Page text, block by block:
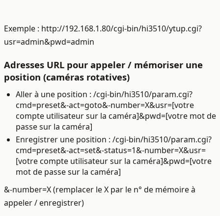
Exemple : http://192.168.1.80/cgi-bin/hi3510/ytup.cgi?
usr=admin&pwd=admin
Adresses URL pour appeler / mémoriser une
position (caméras rotatives)
Aller à une position : /cgi-bin/hi3510/param.cgi?
cmd=preset&-act=goto&-number=X&usr=[votre
compte utilisateur sur la caméra]&pwd=[votre mot de
passe sur la caméra]
Enregistrer une position : /cgi-bin/hi3510/param.cgi?
cmd=preset&-act=set&-status=1&-number=X&usr=
[votre compte utilisateur sur la caméra]&pwd=[votre
mot de passe sur la caméra]
&-number=X (remplacer le X par le n° de mémoire à
appeler / enregistrer)